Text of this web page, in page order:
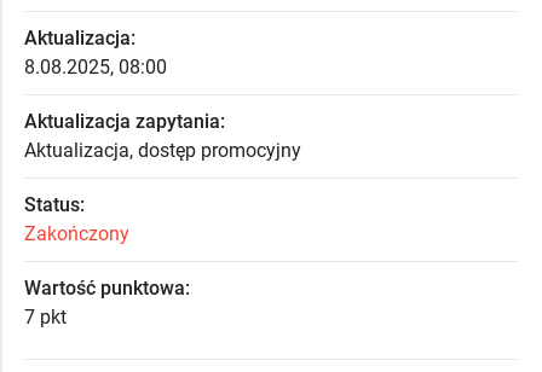
Aktualizacja:
8.08.2025, 08:00
Aktualizacja zapytania:
Aktualizacja, dostęp promocyjny
Status:
Zakończony
Wartość punktowa:
7 pkt